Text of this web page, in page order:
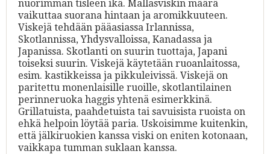
nuorimman tisleen ikä. Mallasviskin määrä
vaikuttaa suorana hintaan ja aromikkuuteen.
Viskejä tehdään pääasiassa Irlannissa,
Skotlannissa, Yhdysvalloissa, Kanadassa ja
Japanissa. Skotlanti on suurin tuottaja, Japani
toiseksi suurin. Viskejä käytetään ruoanlaitossa,
esim. kastikkeissa ja pikkuleivissä. Viskejä on
paritettu monenlaisille ruoille, skotlantilainen
perinneruoka haggis yhtenä esimerkkinä.
Grillatuista, paahdetuista tai savuisista ruoista on
ehkä helpoin löytää paria. Uskoisimme kuitenkin,
että jälkiruokien kanssa viski on eniten kotonaan,
vaikkapa tumman suklaan kanssa.